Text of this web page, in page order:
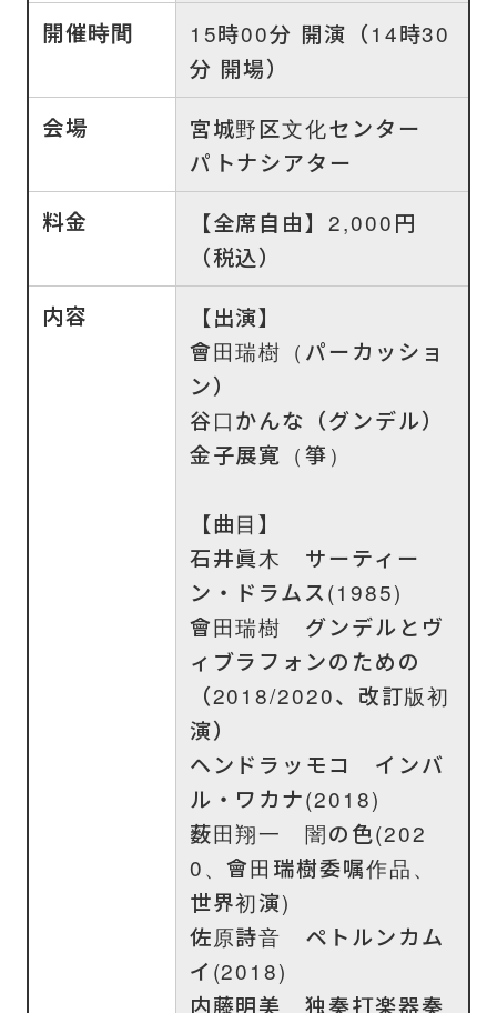
開催時間
15時00分 開演（14時30
分 開場）
会場
宮城野区文化センター
パトナシアター
料金
【全席自由】2,000円
（税込）
内容
【出演】
會田瑞樹（パーカッショ
ン）
谷口かんな（グンデル）
金子展寛（箏）
【曲目】
石井眞木 サーティー
ン・ドラムス(1985)
會田瑞樹 グンデルとヴ
ィブラフォンのための
（2018/2020、改訂版初
演）
ヘンドラッモコ インバ
ル・ワカナ(2018)
薮田翔一 闇の色(202
0、會田瑞樹委嘱作品、
世界初演)
佐原詩音 ペトルンカム
イ(2018)
内藤明美 独奏打楽器奏